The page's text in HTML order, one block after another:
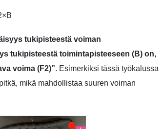
tukipisteestä voiman
tukipisteestä toimintapisteeseen (B) on,
voima (F2)”. Esimerkiksi tässä työkalussa
mikä mahdollistaa suuren voiman